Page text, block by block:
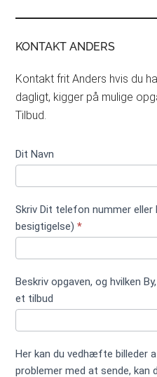
KONTAKT ANDERS
Kontakt frit Anders hvis du
dagligt, kigger på mulige
Tilbud.
Kontakt
kort ikke
træfældning
Dit Navn
Skriv Dit telefon nummer
besigtigelse)*
Beskriv opgaven, og hvilken
et tilbud
Her kan du vedhæfte billeder
problemer med at sende,